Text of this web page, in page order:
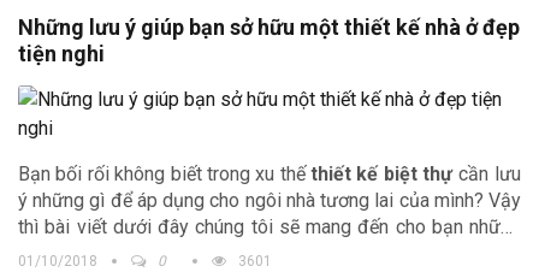
chúng tôi chia sẻ dưới đây nhé.
Những lưu ý giúp bạn sở hữu một thiết kế nhà ở đẹp
tiện nghi
Bạn bối rối không biết trong xu thếthiết kế biệt thựcần lưu
ý những gì để áp dụng cho ngôi nhà tương lai của mình? Vậy
thì bài viết dưới đây chúng tôi sẽ mang đến cho bạn những
điều cần lưu ý khi thiết kế nhà ở sao cho thật bắt mắt và tận
01/10/2018 0 3601